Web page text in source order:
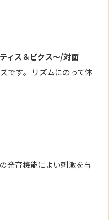
ィス＆ビクス～/対面
です。 リズムにのって体
発育機能によい刺激を与